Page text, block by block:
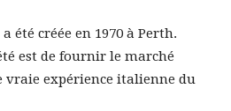
été créée en 1970 à Perth.
est de fournir le marché
vraie expérience italienne du